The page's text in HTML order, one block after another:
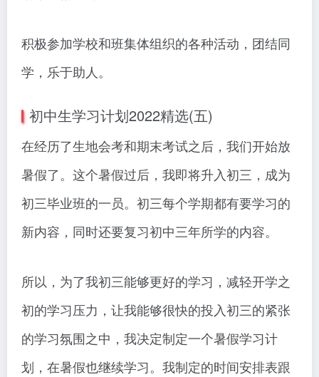
积极参加学校和班集体组织的各种活动，团结同
学，乐于助人。
初中生学习计划2022精选(五)
在经历了生地会考和期末考试之后，我们开始放
暑假了。这个暑假过后，我即将升入初三，成为
初三毕业班的一员。初三每个学期都有要学习的
新内容，同时还要复习初中三年所学的内容。
所以，为了我初三能够更好的学习，减轻开学之
初的学习压力，让我能够很快的投入初三的紧张
的学习氛围之中，我决定制定一个暑假学习计
划，在暑假也继续学习。我制定的时间安排表跟